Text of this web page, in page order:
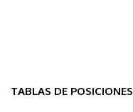
TABLAS DE POSICIONES